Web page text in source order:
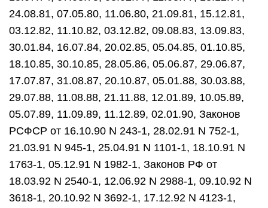
24.08.81, 07.05.80, 11.06.80, 21.09.81, 15.12.81,
03.12.82, 11.10.82, 03.12.82, 09.08.83, 13.09.83,
30.01.84, 16.07.84, 20.02.85, 05.04.85, 01.10.85,
18.10.85, 30.10.85, 28.05.86, 05.06.87, 29.06.87,
17.07.87, 31.08.87, 20.10.87, 05.01.88, 30.03.88,
29.07.88, 11.08.88, 21.11.88, 12.01.89, 10.05.89,
05.07.89, 11.09.89, 11.12.89, 02.01.90, Законов
РСФСР от 16.10.90 N 243-1, 28.02.91 N 752-1,
21.03.91 N 945-1, 25.04.91 N 1101-1, 18.10.91 N
1763-1, 05.12.91 N 1982-1, Законов РФ от
18.03.92 N 2540-1, 12.06.92 N 2988-1, 09.10.92 N
3618-1, 20.10.92 N 3692-1, 17.12.92 N 4123-1,